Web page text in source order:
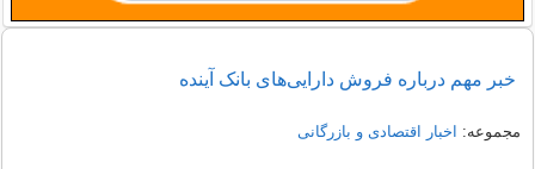
خبر مهم درباره فروش دارایی‌های بانک آینده
مجموعه: اخبار اقتصادی و بازرگانی